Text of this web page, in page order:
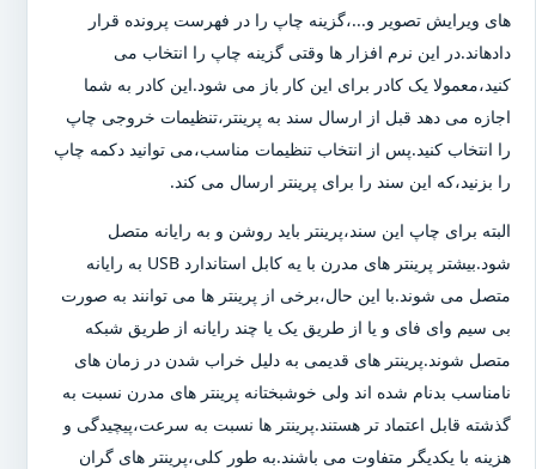
های ویرایش تصویر و...،گزینه چاپ را در فهرست پرونده قرار
دادهاند.در این نرم افزار ها وقتی گزینه چاپ را انتخاب می
کنید،معمولا یک کادر برای این کار باز می شود.این کادر به شما
اجازه می دهد قبل از ارسال سند به پرینتر،تنظیمات خروجی چاپ
را انتخاب کنید.پس از انتخاب تنظیمات مناسب،می توانید دکمه چاپ
را بزنید،که این سند را برای پرینتر ارسال می کند.
البته برای چاپ این سند،پرینتر باید روشن و به رایانه متصل
شود.بیشتر پرینتر های مدرن با یه کابل استاندارد USB به رایانه
متصل می شوند.با این حال،برخی از پرینتر ها می توانند به صورت
بی سیم وای فای و یا از طریق یک یا چند رایانه از طریق شبکه
متصل شوند.پرینتر های قدیمی به دلیل خراب شدن در زمان های
نامناسب بدنام شده اند ولی خوشبختانه پرینتر های مدرن نسبت به
گذشته قابل اعتماد تر هستند.پرینتر ها نسبت به سرعت،پیچیدگی و
هزینه با یکدیگر متفاوت می باشند.به طور کلی،پرینتر های گران